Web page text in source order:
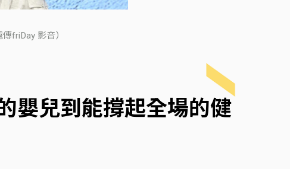
friDay 影音）
嬰兒到能撐起全場的健